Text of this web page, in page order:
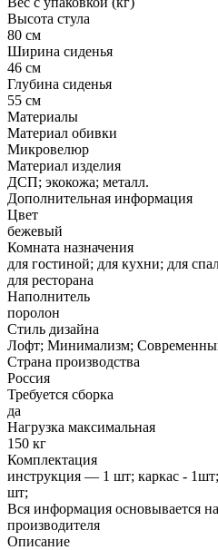
Высота стула
80 см
Ширина сиденья
46 см
Глубина сиденья
55 см
Материалы
Материал обивки
Микровелюр
Материал изделия
ДСП; экокожа; металл.
Дополнительная информация
Цвет
бежевый
Комната назначения
для гостиной; для кухни; для
для ресторана
Наполнитель
поролон
Стиль дизайна
Лофт; Минимализм;
Страна производства
Россия
Требуется сборка
да
Нагрузка максимальная
150 кг
Комплектация
инструкция — 1 шт; каркас -
шт;
Вся информация основывается
производителя
Описание